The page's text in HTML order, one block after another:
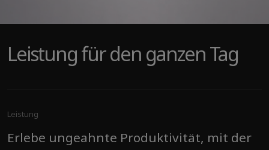
Leistung für den ganzen Tag
Leistung
Erlebe ungeahnte Produktivität, mit der